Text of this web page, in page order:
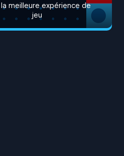
meilleure expérience de
jeu